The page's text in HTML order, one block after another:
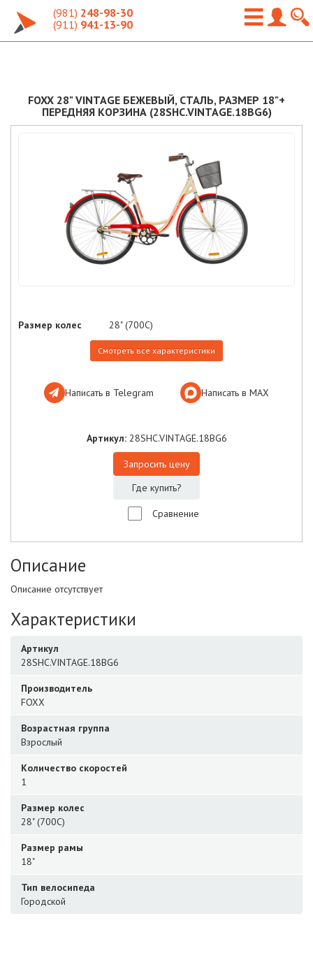
(981) 248-98-30
(911) 941-13-90
FOXX 28" VINTAGE БЕЖЕВЫЙ, СТАЛЬ, РАЗМЕР 18"+
ПЕРЕДНЯЯ КОРЗИНА (28SHC.VINTAGE.18BG6)
Размер колес 28" (700C)
Смотреть все характеристики
Написать в Telegram Написать в МАХ
Артикул: 28SHC.VINTAGE.18BG6
Запросить цену
Где купить?
Сравнение
Описание
Описание отсутствует
Характеристики
Артикул
28SHC.VINTAGE.18BG6
Производитель
FOXX
Возрастная группа
Взрослый
Количество скоростей
1
Размер колес
28" (700C)
Размер рамы
18"
Тип велосипеда
Городской